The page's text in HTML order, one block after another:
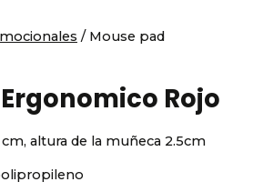
/ Mouse pad
Rojo
cm, altura de la muñeca 2.5cm